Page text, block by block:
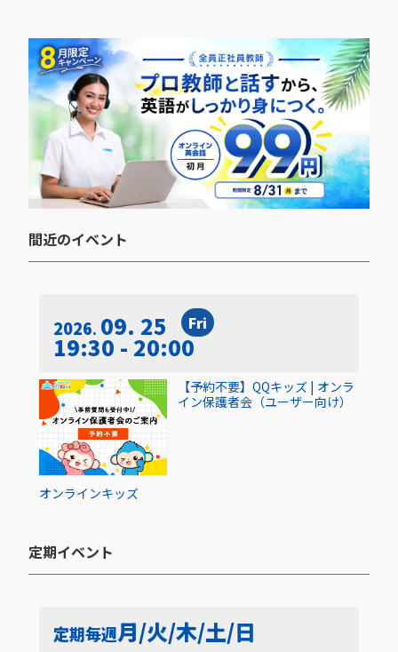
間近のイベント​
2026 09. 25 Fri
19:30 - 20:00
オンラインキッズ
【予約不要】QQキッズ | オンラ
イン保護者会（ユーザー向け）
定期イベント​
定期毎週月/火/木/土/日